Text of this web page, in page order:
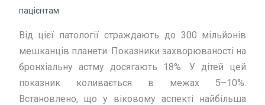
пацієнтам
Від цієї патології страждають до 300 мільйонів
мешканців планети. Показники захворюваності на
бронхіальну астму досягають 18%. У дітей цей
показник коливається в межах 5–10%.
Встановлено, що у віковому аспекті найбільша